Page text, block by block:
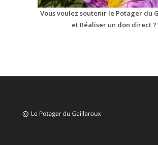
Vous voulez soutenir le Potager du
et Réaliser un don direct ?